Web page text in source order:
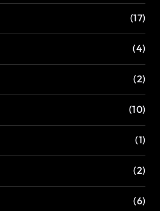
(17)
(4)
(2)
(10)
(1)
(2)
(6)